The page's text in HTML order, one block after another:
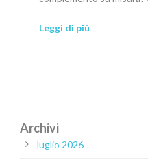
Leggi di più
Archivi
luglio 2026